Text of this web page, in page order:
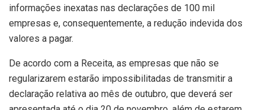
informações inexatas nas declarações de 100 mil
empresas e, consequentemente, a redução indevida dos
valores a pagar.
De acordo com a Receita, as empresas que não se
regularizarem estarão impossibilitadas de transmitir a
declaração relativa ao mês de outubro, que deverá ser